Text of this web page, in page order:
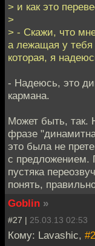
> и как это
>
> - Скажи, что
а лежащая у
которая, я
- Надеюсь, это
кармана.
Может быть, так.
фразе
это была не
с предложением.
пустяка
понять,
Goblin »
#27 | 25.03.13 02:53
Кому: Lavashic,